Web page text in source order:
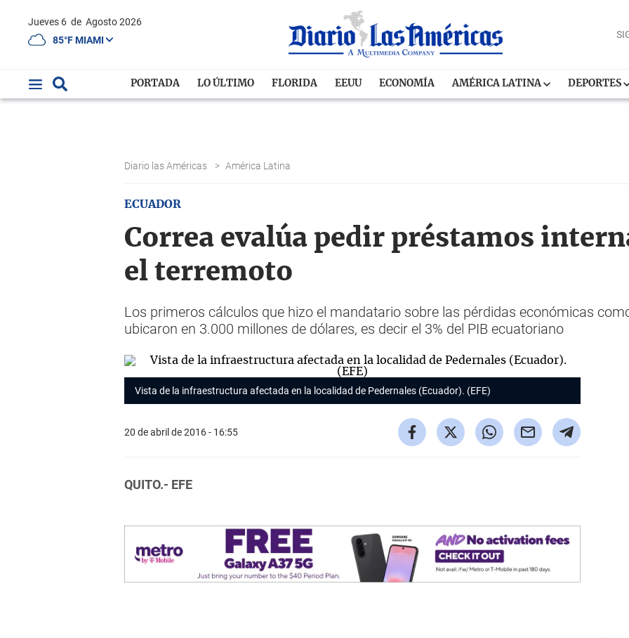
Jueves 6 de Agosto 2026
85°F MIAMI
PORTADA LO ÚLTIMO FLORIDA EEUU ECONOMÍA AMÉRICA LATINA DEPORTES
Diario las Américas > América Latina
ECUADOR
Correa evalúa pedir préstamos
el terremoto
Los primeros cálculos que hizo el mandatario sobre las pérdidas económicas
ubicaron en 3.000 millones de dólares, es decir el 3% del PIB ecuatoriano
Vista de la infraestructura afectada en la localidad de Pedernales (Ecuador). (EFE)
20 de abril de 2016 - 16:55
QUITO.- EFE